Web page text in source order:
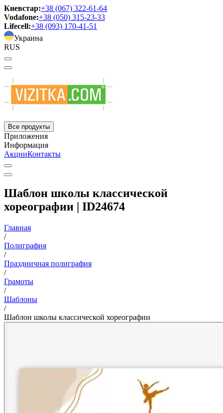
Киевстар:+38 (067) 322-61-64
Vodafone:+38 (050) 315-23-33
Lifecell:+38 (093) 170-41-51
Украина
RUS
Все продукты
Приложения
Информация
АкцииКонтакты
Шаблон школы классической
хореографии | ID24674
Главная
/
Полиграфия
/
Праздничная полиграфия
/
Грамоты
/
Шаблоны
/
Шаблон школы классической хореографии